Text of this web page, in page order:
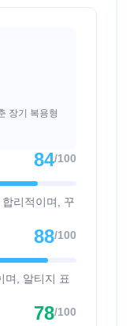
장기 복용형
84/100
리적이며, 꾸
88/100
며, 알티지 표
78/100